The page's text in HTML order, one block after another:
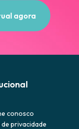
agora
conosco
privacidade